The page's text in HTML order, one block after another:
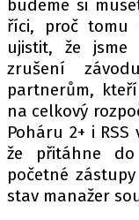
budeme si
říci, proč tomu
ujistit, že
zrušení
partnerům,
na celkový
Poháru 2+ i
že přitáhne
početné
stav manažer